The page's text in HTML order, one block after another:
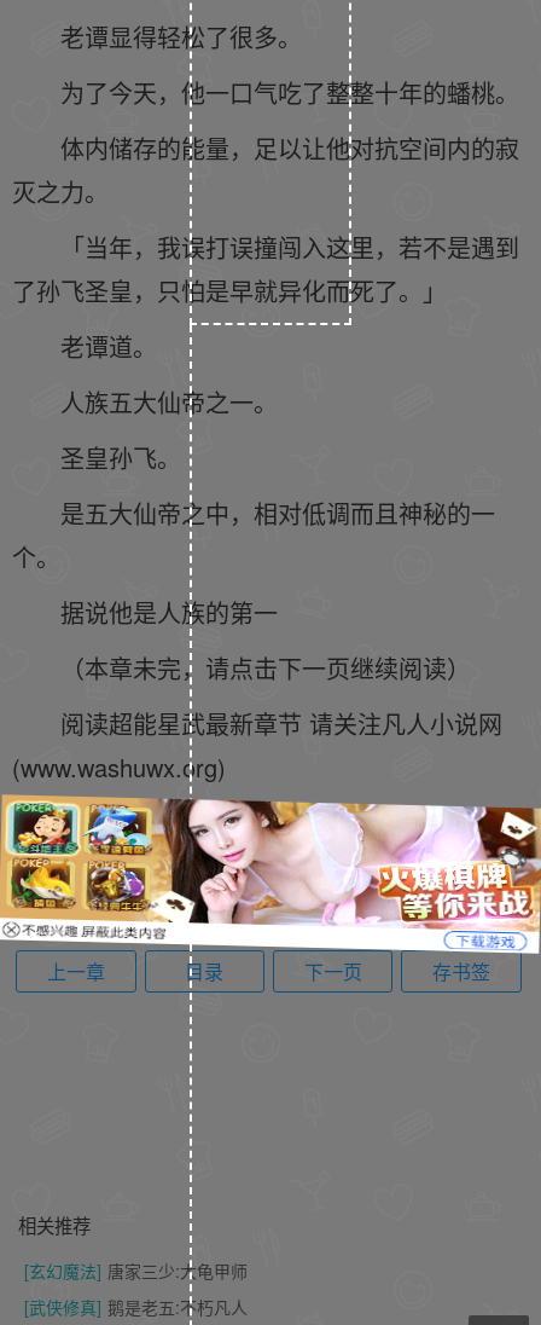
老谭显得轻松了很多。
为了今天，他一口气吃了整整十年的蟠桃。
体内储存的能量，足以让他对抗空间内的寂
灭之力。
「当年，我误打误撞闯入这里，若不是遇到
了孙飞圣皇，只怕是早就异化而死了。」
老谭道。
人族五大仙帝之一。
圣皇孙飞。
是五大仙帝之中，相对低调而且神秘的一
个。
据说他是人族的第一
（本章未完，请点击下一页继续阅读）
阅读超能星武最新章节 请关注凡人小说网
(www.washuwx.org)
上一章 目录 下一页 存书签
相关推荐
[玄幻魔法] 唐家三少:大龟甲师
[武侠修真] 鹅是老五:不朽凡人